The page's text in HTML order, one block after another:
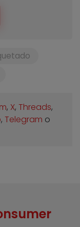
, X, Threads,
, Telegram o